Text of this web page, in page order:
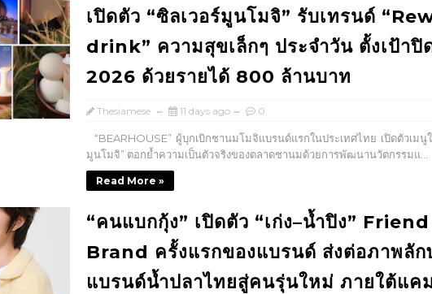
เปิดตัว “ซิลเวอร์มูนโมจิ” รับเทรนด์
drink” ความสุขเล็กๆ ประจำวัน ตั้งเป้าปิ
2026 ด้วยรายได้ 800 ล้านบาท
Thesiamese 11 days ago 0
“BEARHOUSE” ผู้บุกเบิกชานมโมจิแบรนด์แรกในประเทศไทย เปิดตัวเมนู
มูนโมจิ” ตอกย้ำความเป็นตัวจริงของตลาดชานมด้วยการพัฒนานวัตกรรมแ...
Read More »
“คนแบกกุ้ง” เปิดตัว “เก่ง–น้ำปิง”
Brand ครั้งแรกของแบรนด์ ส่งต่อภาพลั
แบรนด์น้ำปลาไทยสู่คนรุ่นใหม่ ภายใต้แค